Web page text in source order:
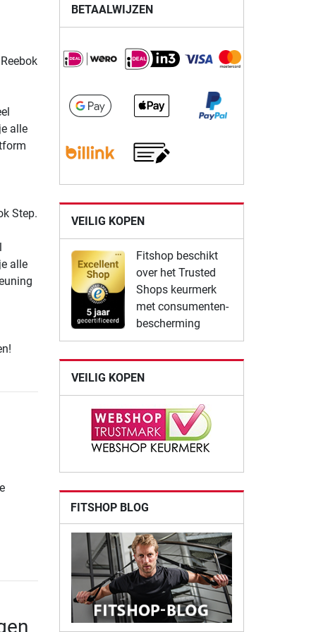
alle
Step.
alle
BETAALWIJZEN
VEILIG KOPEN
Fitshop beschikt
over het Trusted
Shops keurmerk
met consumenten-
bescherming
VEILIG KOPEN
FITSHOP BLOG